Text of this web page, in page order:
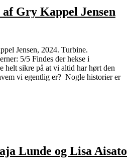
Gry Kappel Jensen
Jensen, 2024. Turbine.
5/5 Findes der hekse i
helt sikre på at vi altid har hørt den
vi egentlig er? Nogle historier er
Lunde og Lisa Aisato